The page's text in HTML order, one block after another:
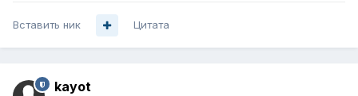
Вставить ник Цитата
kayot